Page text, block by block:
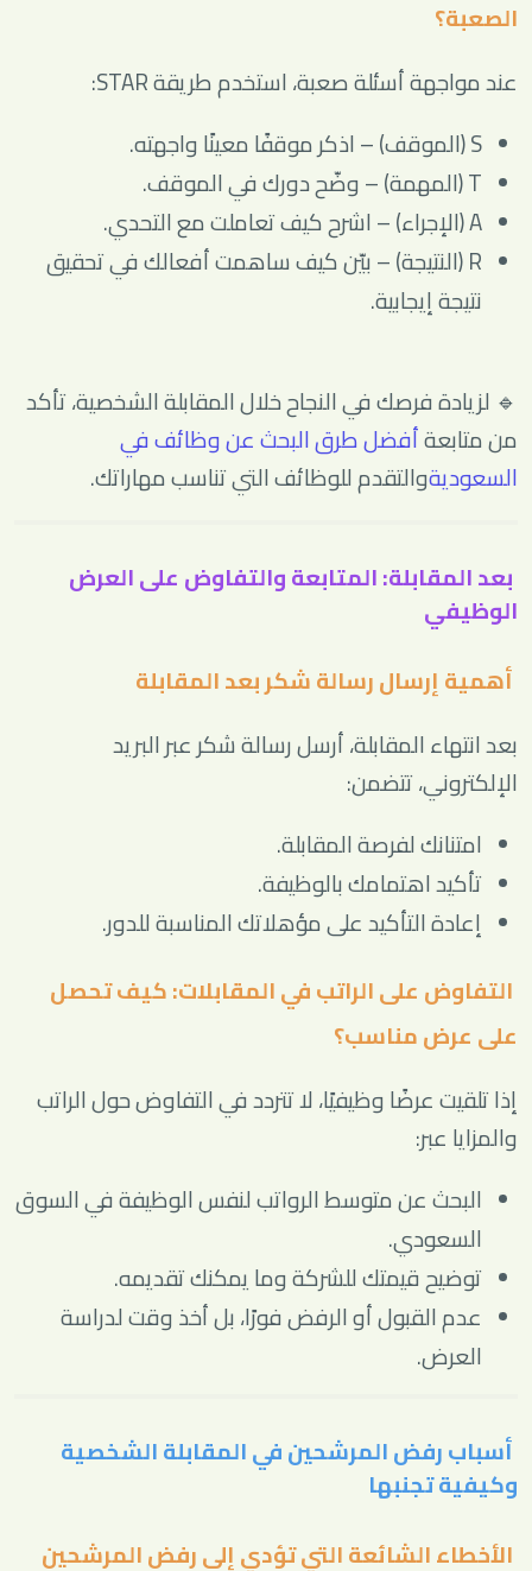
الصعبة؟
عند مواجهة أسئلة صعبة، استخدم طريقة STAR:
S (الموقف) – اذكر موقفًا معينًا واجهته.
T (المهمة) – وضّح دورك في الموقف.
A (الإجراء) – اشرح كيف تعاملت مع التحدي.
R (النتيجة) – بيّن كيف ساهمت أفعالك في تحقيق
نتيجة إيجابية.
🔹 لزيادة فرصك في النجاح خلال المقابلة الشخصية، تأكد
من متابعةأفضل طرق البحث عن وظائف في
السعوديةوالتقدم للوظائف التي تناسب مهاراتك.
بعد المقابلة: المتابعة والتفاوض على العرض
الوظيفي
أهمية إرسال رسالة شكر بعد المقابلة
بعد انتهاء المقابلة، أرسل رسالة شكر عبر البريد
الإلكتروني، تتضمن:
امتنانك لفرصة المقابلة.
تأكيد اهتمامك بالوظيفة.
إعادة التأكيد على مؤهلاتك المناسبة للدور.
التفاوض على الراتب في المقابلات: كيف تحصل
على عرض مناسب؟
إذا تلقيت عرضًا وظيفيًا، لا تتردد في التفاوض حول الراتب
والمزايا عبر:
البحث عن متوسط الرواتب لنفس الوظيفة في السوق
السعودي.
توضيح قيمتك للشركة وما يمكنك تقديمه.
عدم القبول أو الرفض فورًا، بل أخذ وقت لدراسة
العرض.
أسباب رفض المرشحين في المقابلة الشخصية
وكيفية تجنبها
الأخطاء الشائعة التي تؤدي إلى رفض المرشحين